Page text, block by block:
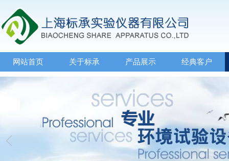
网站首页 关于标承 产品展示 经典客户